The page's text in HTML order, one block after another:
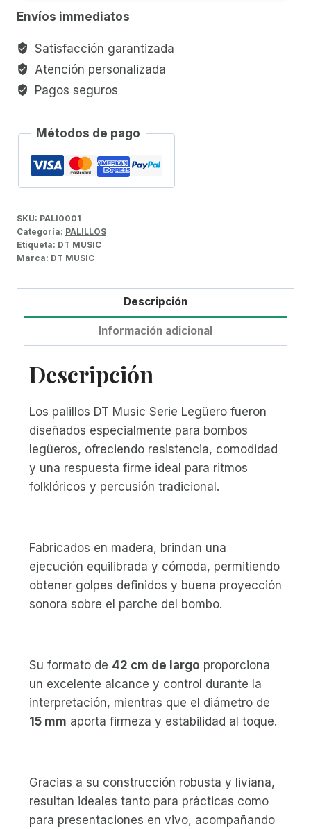
Envíos immediatos
Satisfacción garantizada
Atención personalizada
Pagos seguros
Métodos de pago
SKU: PALI0001
Categoría: PALILLOS
Etiqueta: DT MUSIC
Marca: DT MUSIC
Descripción
Información adicional
Descripción
Los palillos DT Music Serie Legüero fueron
diseñados especialmente para bombos
legüeros, ofreciendo resistencia, comodidad
y una respuesta firme ideal para ritmos
folklóricos y percusión tradicional.
Fabricados en madera, brindan una
ejecución equilibrada y cómoda, permitiendo
obtener golpes definidos y buena proyección
sonora sobre el parche del bombo.
Su formato de 42 cm de largo proporciona
un excelente alcance y control durante la
interpretación, mientras que el diámetro de
15 mm aporta firmeza y estabilidad al toque.
Gracias a su construcción robusta y liviana,
resultan ideales tanto para prácticas como
para presentaciones en vivo, acompañando